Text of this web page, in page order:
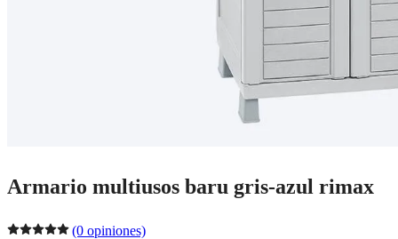
Armario multiusos baru gris-azul rimax
(0 opiniones)